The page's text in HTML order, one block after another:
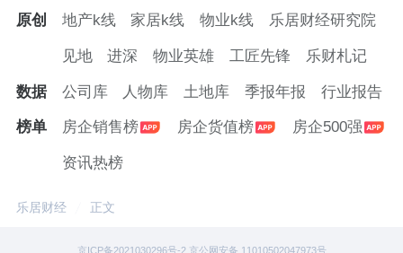
原创 地产k线 家居k线 物业k线 乐居财经研究院
见地 进深 物业英雄 工匠先锋 乐财札记
数据 公司库 人物库 土地库 季报年报 行业报告
榜单 房企销售榜 房企货值榜 房企500强
资讯热榜
乐居财经 正文
京ICP备2021030296号-2 京公网安备 11010502047973号